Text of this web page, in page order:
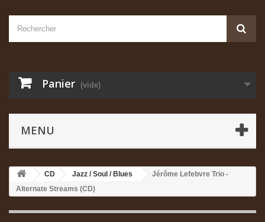
Panier (vide)
MENU
CD Jazz / Soul / Blues
Jérôme Lefebvre Trio -
Alternate Streams (CD)